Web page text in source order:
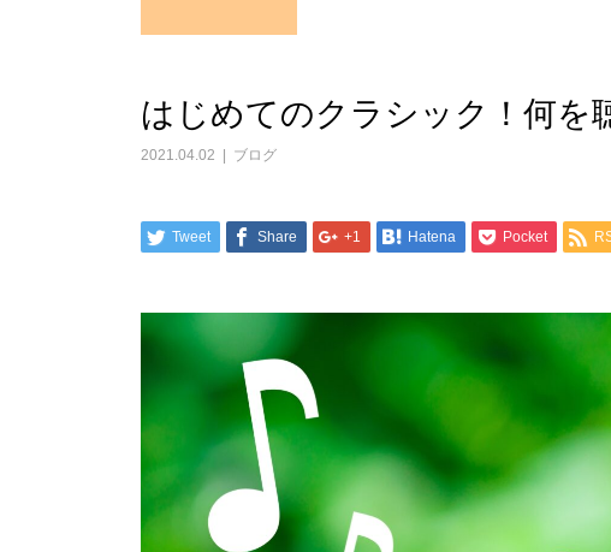
はじめてのクラシック！何を
2021.04.02 ブログ
Tweet Share +1 Hatena Pocket